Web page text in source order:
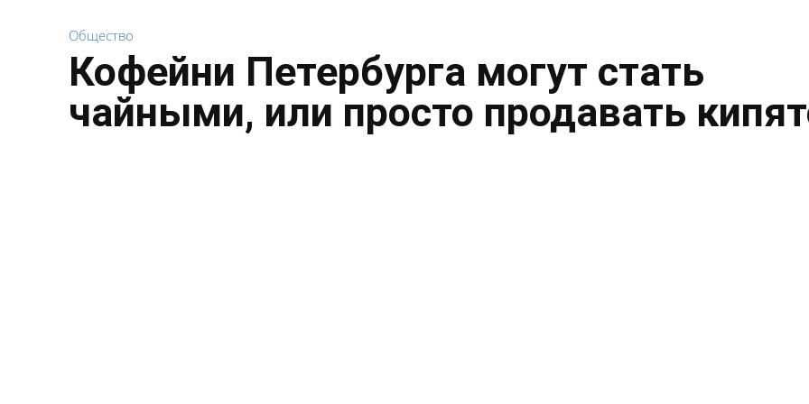
Общество
Кофейни Петербурга могут стать
чайными, или просто продавать